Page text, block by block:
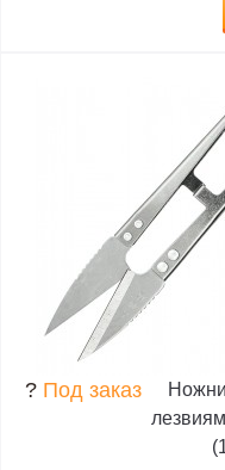
? Под заказ